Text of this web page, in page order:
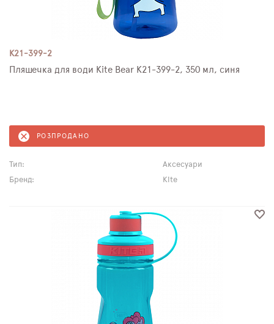
K21-399-2
Пляшечка для води Kite Bear K21-399-2, 350 мл, синя
РОЗПРОДАНО
Тип:
Аксесуари
Бренд:
Kite